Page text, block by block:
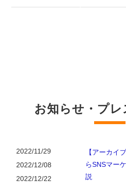
お知らせ・プレ
2022/11/29
2022/12/08
2022/12/22
【アーカイ
らSNSマー
説